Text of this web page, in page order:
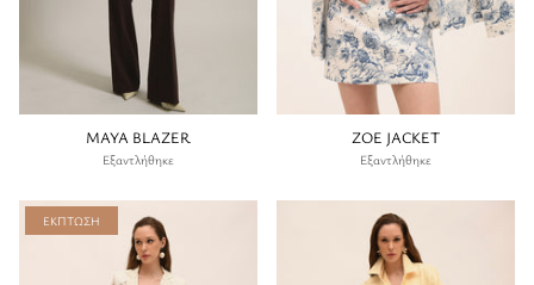
MAYA BLAZER
Εξαντλήθηκε
ZOE JACKET
Εξαντλήθηκε
ΈΚΠΤΩΣΗ